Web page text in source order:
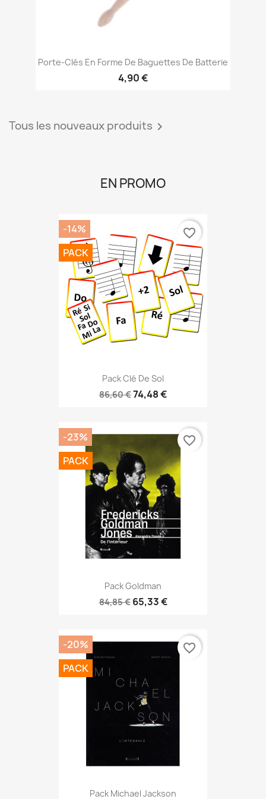
Porte-Clés En Forme De Baguettes De Batterie
4,90 €
Tous les nouveaux produits 
EN PROMO
Pack Clé De Sol
86,60 €74,48 €
-14%
PACK
favorite_border
Pack Goldman
84,85 € 65,33 €
-23%
PACK
favorite_border
Pack Michael Jackson
-20%
PACK
favorite_border